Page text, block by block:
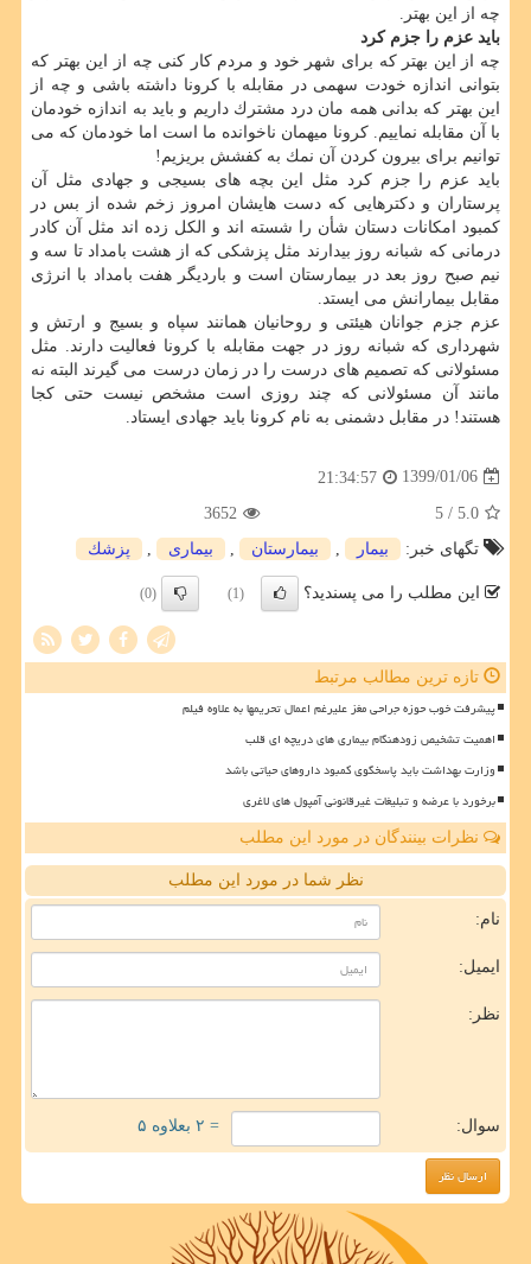
چه از این بهتر.
باید عزم را جزم كرد
چه از این بهتر كه برای شهر خود و مردم كار كنی چه از این بهتر كه
بتوانی اندازه خودت سهمی در مقابله با كرونا داشته باشی و چه از
این بهتر كه بدانی همه مان درد مشترك داریم و باید به اندازه خودمان
با آن مقابله نماییم. كرونا میهمان ناخوانده ما است اما خودمان كه می
توانیم برای بیرون كردن آن نمك به كفشش بریزیم!
باید عزم را جزم كرد مثل این بچه های بسیجی و جهادی مثل آن
پرستاران و دكترهایی كه دست هایشان امروز زخم شده از بس در
كمبود امكانات دستان شأن را شسته اند و الكل زده اند مثل آن كادر
درمانی كه شبانه روز بیدارند مثل پزشكی كه از هشت بامداد تا سه و
نیم صبح روز بعد در بیمارستان است و باردیگر هفت بامداد با انرژی
مقابل بیمارانش می ایستد.
عزم جزم جوانان هیئتی و روحانیان همانند سپاه و بسیج و ارتش و
شهرداری كه شبانه روز در جهت مقابله با كرونا فعالیت دارند. مثل
مسئولانی كه تصمیم های درست را در زمان درست می گیرند البته نه
مانند آن مسئولانی كه چند روزی است مشخص نیست حتی كجا
هستند! در مقابل دشمنی به نام كرونا باید جهادی ایستاد.
1399/01/06
21:34:57
5.0
/ 5
3652
تگهای خبر:
بیمار بیمارستان بیماری پزشك
این مطلب را می پسندید؟ (1)
(0)
تازه ترین مطالب مرتبط
پیشرفت خوب حوزه جراحی مغز علیرغم اعمال تحریمها به علاوه فیلم
اهمیت تشخیص زودهنگام بیماری های دریچه ای قلب
وزارت بهداشت باید پاسخگوی کمبود داروهای حیاتی باشد
برخورد با عرضه و تبلیغات غیرقانونی آمپول های لاغری
نظرات بینندگان در مورد این مطلب
نظر شما در مورد این مطلب
نام:
ایمیل:
نظر:
سوال: = ۲ بعلاوه ۵